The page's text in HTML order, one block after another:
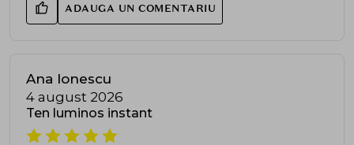
ADAUGA UN COMENTARIU
Ana Ionescu
4 august 2026
Ten luminos instant